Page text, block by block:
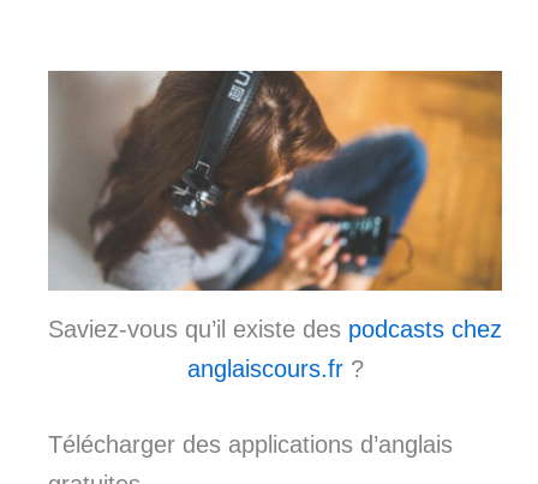
Saviez-vous qu’il existe des podcasts chez
anglaiscours.fr?
Télécharger des applications d’anglais